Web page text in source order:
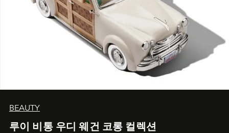
BEAUTY
루이 비통 우디 웨건 코롱 컬렉션